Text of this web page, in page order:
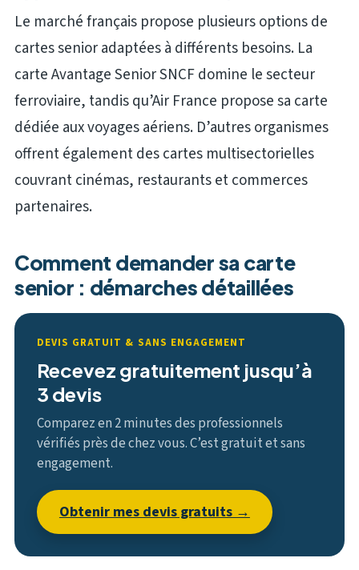
Le marché français propose plusieurs options de
cartes senior adaptées à différents besoins. La
carte Avantage Senior SNCF domine le secteur
ferroviaire, tandis qu’Air France propose sa carte
dédiée aux voyages aériens. D’autres organismes
offrent également des cartes multisectorielles
couvrant cinémas, restaurants et commerces
partenaires.
Comment demander sa carte
senior : démarches détaillées
DEVIS GRATUIT & SANS ENGAGEMENT
Recevez gratuitement jusqu’à
3 devis
Comparez en 2 minutes des professionnels
vérifiés près de chez vous. C’est gratuit et sans
engagement.
Obtenir mes devis gratuits →